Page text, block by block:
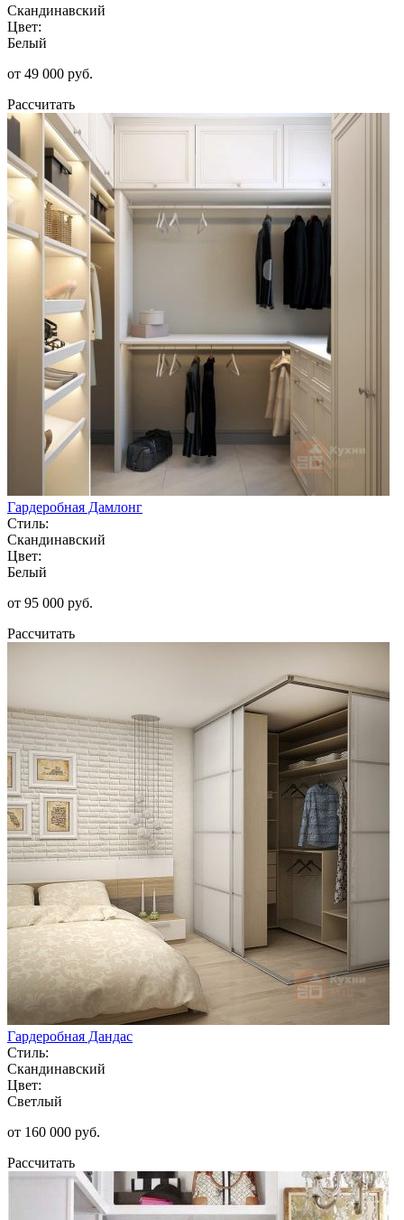
Скандинавский
Цвет:
Белый
от 49 000 руб.
Рассчитать
Гардеробная Дамлонг
Стиль:
Скандинавский
Цвет:
Белый
от 95 000 руб.
Рассчитать
Гардеробная Дандас
Стиль:
Скандинавский
Цвет:
Светлый
от 160 000 руб.
Рассчитать